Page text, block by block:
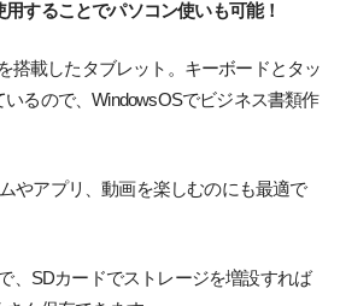
することでパソコン使いも可能！
搭載したタブレット。キーボードとタッ
るので、WindowsOSでビジネス書類作
やアプリ、動画を楽しむのにも最適で
、SDカードでストレージを増設すれば